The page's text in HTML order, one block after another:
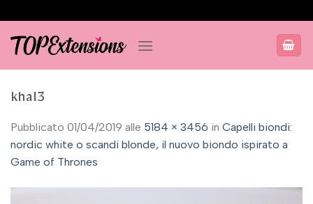
ai
contenuti
khal3
Pubblicato 01/04/2019 alle 5184 × 3456 in Capelli biondi:
nordic white o scandi blonde, il nuovo biondo ispirato a
Game of Thrones